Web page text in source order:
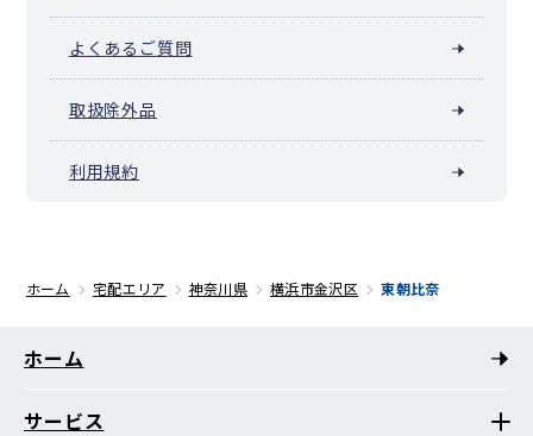
よくあるご質問
取扱除外品
利用規約
ホーム 宅配エリア 神奈川県 横浜市金沢区 東朝比奈
ホーム
サービス